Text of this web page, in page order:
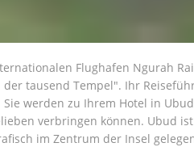
Flughafen Ngurah
der tausend Tempel". Ihr
werden zu Ihrem Hotel in
verbringen können. Ubud
im Zentrum der Insel